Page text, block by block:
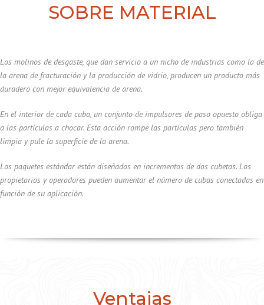
SOBRE MATERIAL
Los molinos de desgaste, que dan servicio a un nicho de industrias como la de
la arena de fracturación y la producción de vidrio, producen un producto más
duradero con mejor equivalencia de arena.
En el interior de cada cuba, un conjunto de impulsores de paso opuesto obliga
a las partículas a chocar. Esta acción rompe las partículas pero también
limpia y pule la superficie de la arena.
Los paquetes estándar están diseñados en incrementos de dos cubetas. Los
propietarios y operadores pueden aumentar el número de cubas conectadas en
función de su aplicación.
Ventajas